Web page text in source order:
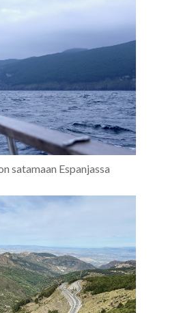
satamaan Espanjassa